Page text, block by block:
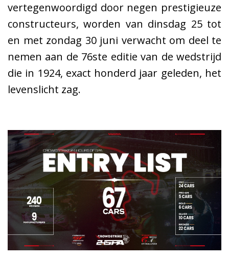
vertegenwoordigd door negen prestigieuze
constructeurs, worden van dinsdag 25 tot
en met zondag 30 juni verwacht om deel te
nemen aan de 76ste editie van de wedstrijd
die in 1924, exact honderd jaar geleden, het
levenslicht zag.